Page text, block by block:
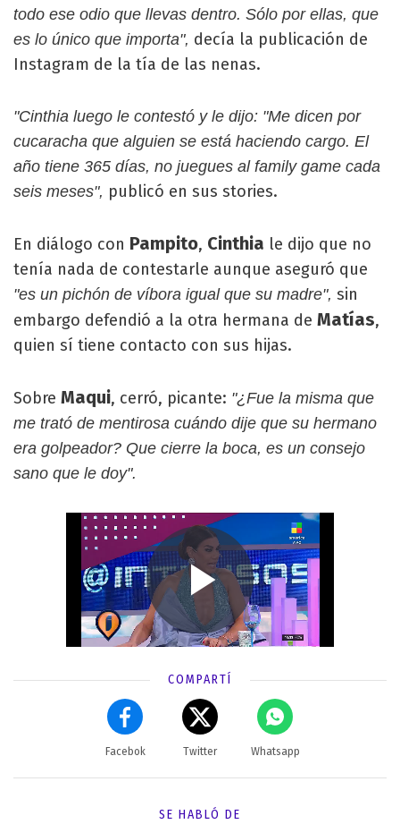
todo ese odio que llevas dentro. Sólo por ellas, que
es lo único que importa", decía la publicación de
Instagram de la tía de las nenas.
"Cinthia luego le contestó y le dijo: "Me dicen por
cucaracha que alguien se está haciendo cargo. El
año tiene 365 días, no juegues al family game cada
seis meses", publicó en sus stories.
En diálogo con Pampito, Cinthia le dijo que no
tenía nada de contestarle aunque aseguró que
"es un pichón de víbora igual que su madre", sin
embargo defendió a la otra hermana de Matías,
quien sí tiene contacto con sus hijas.
Sobre Maqui, cerró, picante: "¿Fue la misma que
me trató de mentirosa cuándo dije que su hermano
era golpeador? Que cierre la boca, es un consejo
sano que le doy".
COMPARTÍ
Facebok Twitter Whatsapp
SE HABLÓ DE